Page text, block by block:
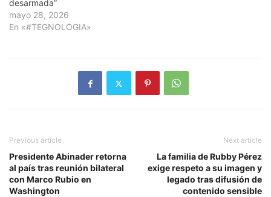
desarmada”
mayo 28, 2026
En «#TEGNOLOGIA»
Previous article
Presidente Abinader retorna
al país tras reunión bilateral
con Marco Rubio en
Washington
Next article
La familia de Rubby Pérez
exige respeto a su imagen y
legado tras difusión de
contenido sensible